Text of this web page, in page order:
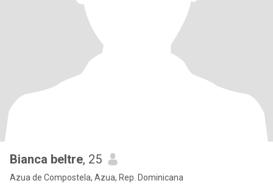
Bianca beltre, 25
Azua de Compostela, Azua, Rep. Dominicana